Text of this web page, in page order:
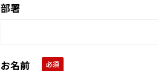
部署
お名前